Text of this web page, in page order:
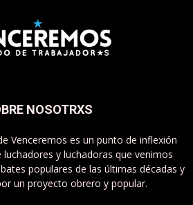
NOSOTRXS
Venceremos es un punto de inflexión
y luchadoras que venimos
populares de las últimas décadas y
un proyecto obrero y popular.